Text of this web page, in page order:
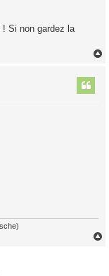
Si non gardez la